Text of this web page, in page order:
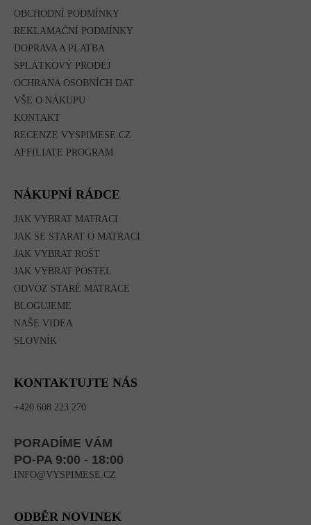
OBCHODNÍ PODMÍNKY
REKLAMAČNÍ PODMÍNKY
DOPRAVA A PLATBA
SPLÁTKOVÝ PRODEJ
OCHRANA OSOBNÍCH DAT
VŠE O NÁKUPU
KONTAKT
RECENZE VYSPIMESE.CZ
AFFILIATE PROGRAM
NÁKUPNÍ RÁDCE
JAK VYBRAT MATRACI
JAK SE STARAT O MATRACI
JAK VYBRAT ROŠT
JAK VYBRAT POSTEL
ODVOZ STARÉ MATRACE
BLOGUJEME
NAŠE VIDEA
SLOVNÍK
KONTAKTUJTE NÁS
+420 608 223 270
PORADÍME VÁM
PO-PA 9:00 - 18:00
INFO@VYSPIMESE.CZ
ODBĚR NOVINEK